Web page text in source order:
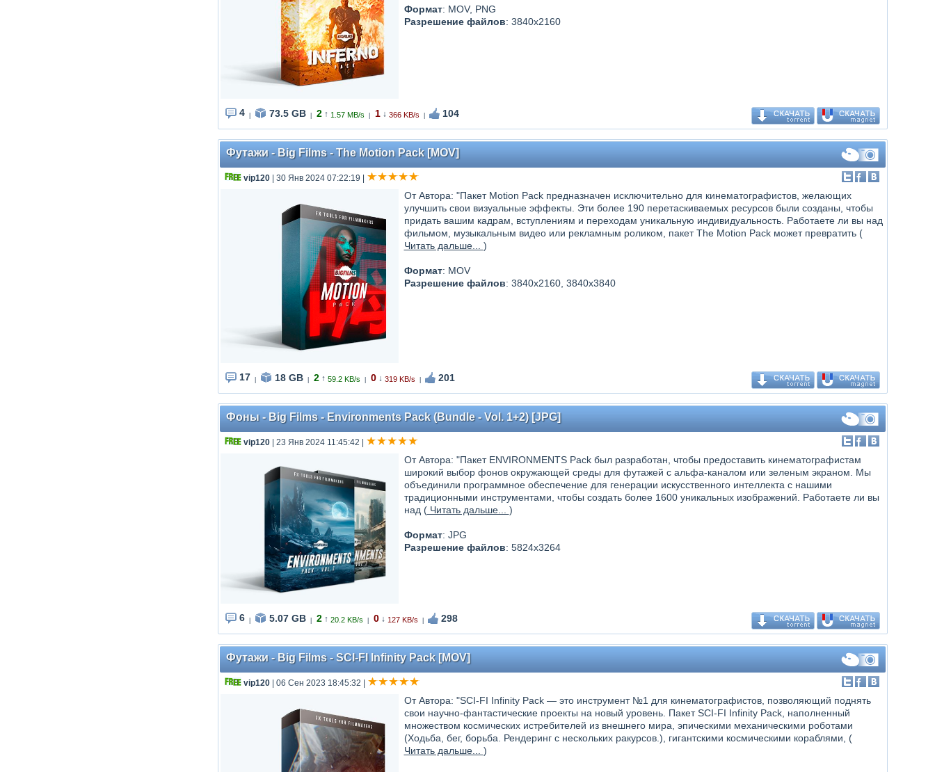
Формат: MOV, PNG
Разрешение файлов: 3840x2160
4 73.5 GB 2 ↑ 1.57 MB/s 1 ↓ 366 KB/s 104
Футажи - Big Films - The Motion Pack [MOV]
vip120| 30 Янв 2024 07:22:19
От Автора: "Пакет Motion Pack предназначен исключительно для кинематографистов, желающих
улучшить свои визуальные эффекты. Эти более 190 перетаскиваемых ресурсов были созданы, чтобы
придать вашим кадрам, вступлениям и переходам уникальную индивидуальность. Работаете ли вы над
фильмом, музыкальным видео или рекламным роликом, пакет The Motion Pack может превратить (
Читать дальше... )
Формат: MOV
Разрешение файлов: 3840x2160, 3840x3840
17 18 GB 2 ↑ 59.2 KB/s 0 ↓ 319 KB/s 201
Фоны - Big Films - Environments Pack (Bundle - Vol. 1+2) [JPG]
vip120| 23 Янв 2024 11:45:42
От Автора: "Пакет ENVIRONMENTS Pack был разработан, чтобы предоставить кинематографистам
широкий выбор фонов окружающей среды для футажей с альфа-каналом или зеленым экраном. Мы
объединили программное обеспечение для генерации искусственного интеллекта с нашими
традиционными инструментами, чтобы создать более 1600 уникальных изображений. Работаете ли вы
над (Читать дальше... )
Формат: JPG
Разрешение файлов: 5824x3264
6 5.07 GB 2 ↑ 20.2 KB/s 0 ↓ 127 KB/s 298
Футажи - Big Films - SCI-FI Infinity Pack [MOV]
vip120| 06 Сен 2023 18:45:32
От Автора: "SCI-FI Infinity Pack — это инструмент №1 для кинематографистов, позволяющий поднять
свои научно-фантастические проекты на новый уровень. Пакет SCI-FI Infinity Pack, наполненный
множеством космических истребителей из внешнего мира, эпическими механическими роботами
(Ходьба, бег, борьба. Рендеринг с нескольких ракурсов.), гигантскими космическими кораблями, (
Читать дальше... )